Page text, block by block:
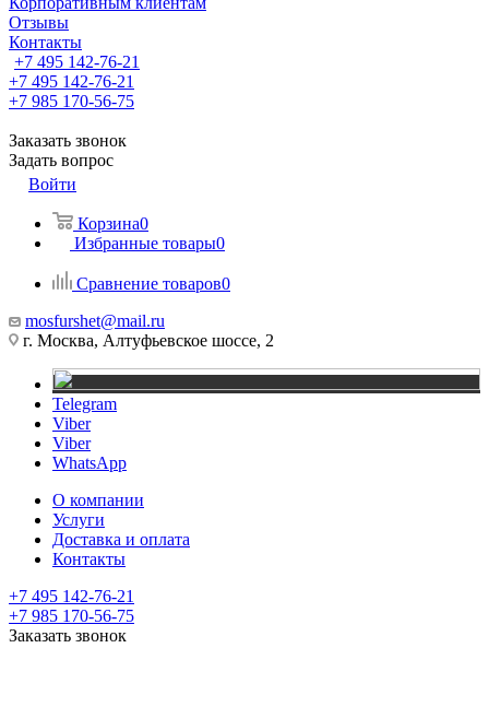
Отзывы
Контакты
+7 495 142-76-21
+7 495 142-76-21
+7 985 170-56-75
Заказать звонок
Задать вопрос
Войти
Корзина0
Избранные товары0
Сравнение товаров0
mosfurshet@mail.ru
г. Москва, Алтуфьевское шоссе, 2
Telegram
Viber
Viber
WhatsApp
О компании
Услуги
Доставка и оплата
Контакты
+7 495 142-76-21
+7 985 170-56-75
Заказать звонок